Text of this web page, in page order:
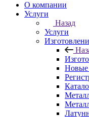
О компании
Услуги
Назад
Услуги
Новые